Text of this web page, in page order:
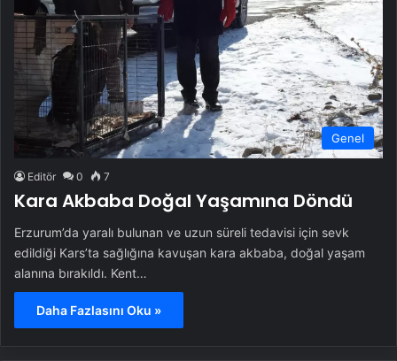
Genel
Editör 0 7
Kara Akbaba Doğal Yaşamına Döndü
Erzurum’da yaralı bulunan ve uzun süreli tedavisi için sevk
edildiği Kars’ta sağlığına kavuşan kara akbaba, doğal yaşam
alanına bırakıldı. Kent…
Daha Fazlasını Oku »